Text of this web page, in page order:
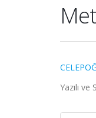
Yazılı